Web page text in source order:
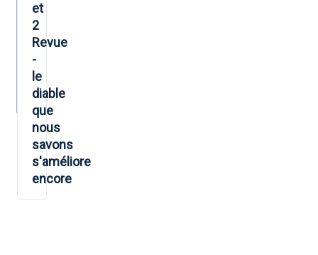
et
2
Revue
-
le
diable
que
nous
savons
s'améliore
encore